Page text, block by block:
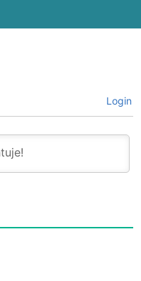
Login